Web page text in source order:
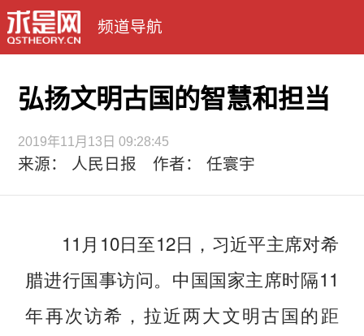
频道导航
弘扬文明古国的智慧和担当
2019年11月13日 09:28:45
来源： 人民日报 作者： 任寰宇
11月10日至12日，习近平主席对希
腊进行国事访问。中国国家主席时隔11
年再次访希，拉近两大文明古国的距